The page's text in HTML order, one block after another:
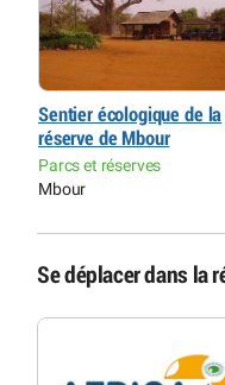
Sentier écologique de la
réserve de Mbour
Parcs et réserves
Mbour
Se déplacer dans la